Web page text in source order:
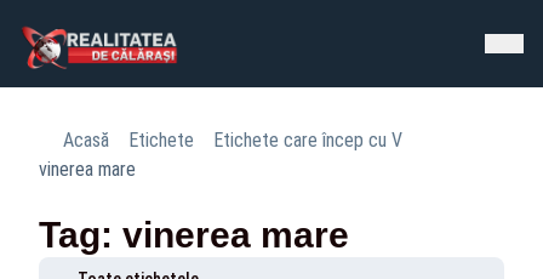
Acasă Etichete
Etichete care încep cu V
vinerea mare
Tag: vinerea mare